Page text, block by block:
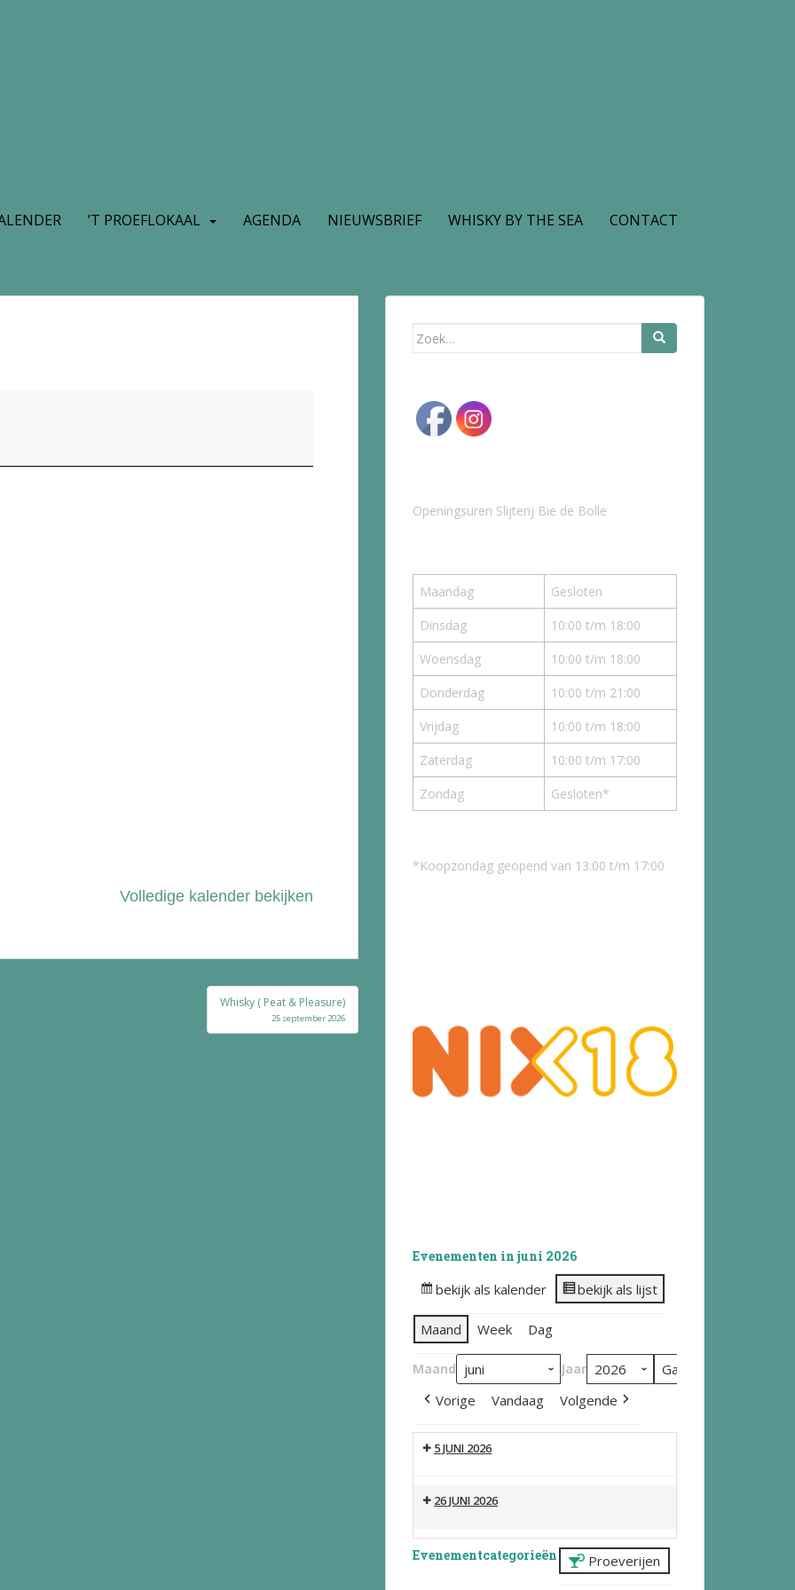
’T PROEFLOKAAL AGENDA NIEUWSBRIEF WHISKY BY THE SEA CONTACT
Volledige kalender bekijken
Whisky ( Peat & Pleasure)
25 september 2026
Zoek
Openingsuren Slijterij Bie de Bolle
Maandag
Gesloten
Dinsdag
10:00 t/m 18:00
Woensdag
10:00 t/m 18:00
Donderdag
10:00 t/m 21:00
Vrijdag
10:00 t/m 18:00
Zaterdag
10:00 t/m 17:00
Zondag
Gesloten*
*Koopzondag geopend van 13:00 t/m 17:00
Evenementen in juni 2026
bekijk als kalender bekijk als lijst
Maand Week Dag
Maand Jaar
Vorige Vandaag Volgende
5 JUNI 2026
26 JUNI 2026
Evenementcategorieën Proeverijen